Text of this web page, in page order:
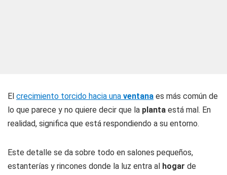
El crecimiento torcido hacia una ventana es más común de
lo que parece y no quiere decir que la planta está mal. En
realidad, significa que está respondiendo a su entorno.
Este detalle se da sobre todo en salones pequeños,
estanterías y rincones donde la luz entra al hogar de